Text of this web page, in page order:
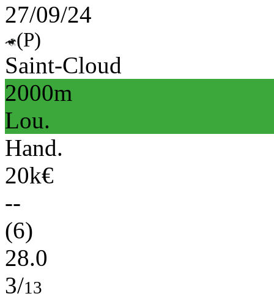
27/09/24
(P)
Saint-Cloud
2000m
Lou.
Hand.
20k€
--
(6)
28.0
3/13